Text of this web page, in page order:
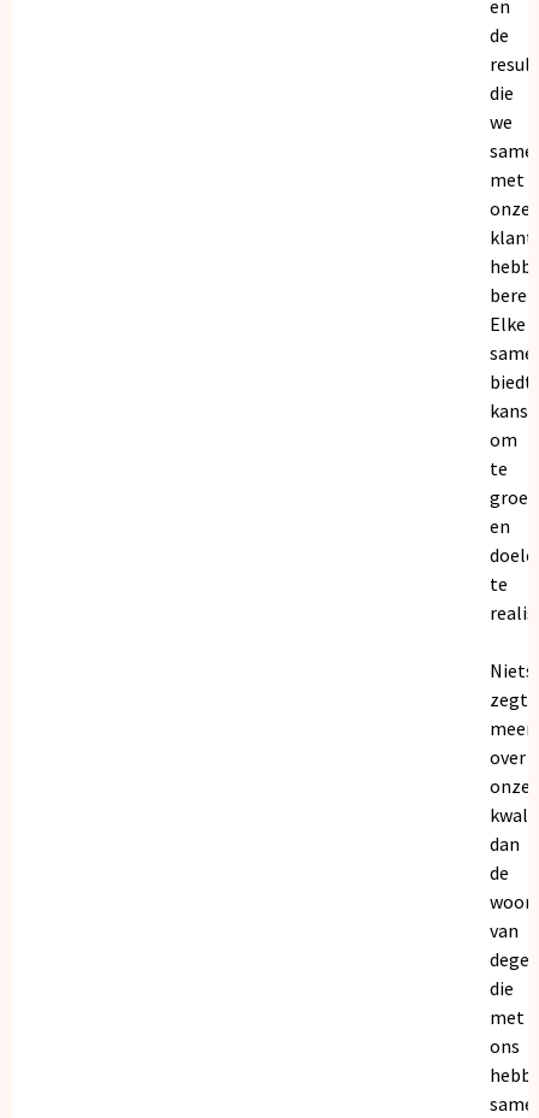
en
de
die
we
met
onze
Elke
biedt
om
te
en
te
Niets
zegt
meer
over
onze
dan
de
van
die
met
ons